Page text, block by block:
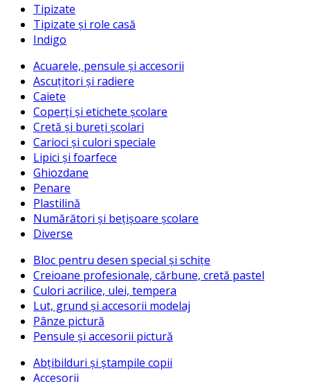
Tipizate
Tipizate și role casă
Indigo
Acuarele, pensule și accesorii
Ascuțitori și radiere
Caiete
Coperți și etichete școlare
Cretă și bureți școlari
Carioci și culori speciale
Lipici și foarfece
Ghiozdane
Penare
Plastilină
Numărători și bețișoare școlare
Diverse
Bloc pentru desen special și schițe
Creioane profesionale, cărbune, cretă pastel
Culori acrilice, ulei, tempera
Lut, grund și accesorii modelaj
Pânze pictură
Pensule și accesorii pictură
Abțibilduri și ștampile copii
Accesorii